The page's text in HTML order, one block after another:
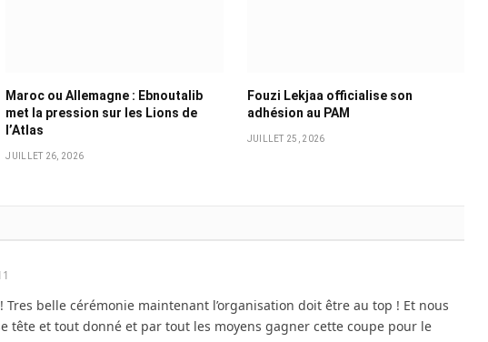
Maroc ou Allemagne : Ebnoutalib
met la pression sur les Lions de
l’Atlas
JUILLET 26, 2026
Fouzi Lekjaa officialise son
adhésion au PAM
JUILLET 25, 2026
Tres belle cérémonie maintenant l’organisation doit être au top ! Et nous
tête et tout donné et par tout les moyens gagner cette coupe pour le